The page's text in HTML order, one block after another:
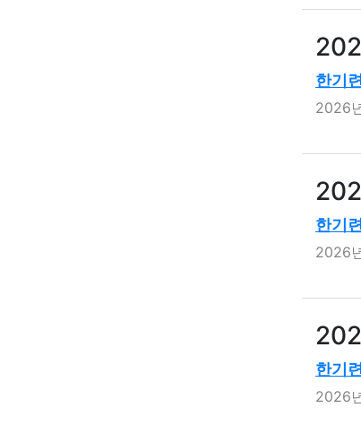
한기
2026
한기
2026
한기
2026